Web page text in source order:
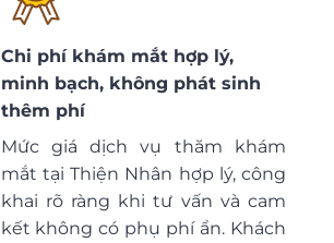
Chi phí khám mắt hợp lý,
minh bạch, không phát sinh
thêm phí
Mức giá dịch vụ thăm khám
mắt tại Thiện Nhân hợp lý, công
khai rõ ràng khi tư vấn và cam
kết không có phụ phí ẩn. Khách